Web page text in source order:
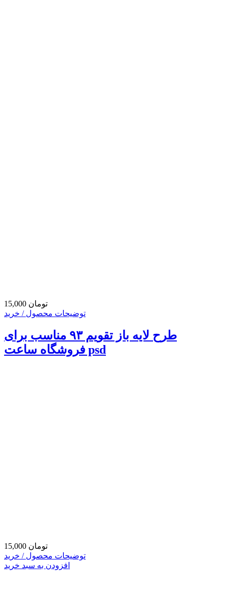
15,000 تومان
توضیحات محصول / خرید
طرح لایه باز تقویم ۹۳ مناسب برای
فروشگاه ساعت psd
15,000 تومان
توضیحات محصول / خرید
افزودن به سبد خرید